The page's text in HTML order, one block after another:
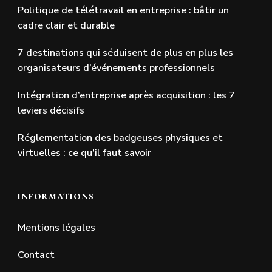
Politique de télétravail en entreprise : bâtir un
cadre clair et durable
7 destinations qui séduisent de plus en plus les
organisateurs d’événements professionnels
Intégration d’entreprise après acquisition : les 7
leviers décisifs
Réglementation des badgeuses physiques et
virtuelles : ce qu’il faut savoir
INFORMATIONS
Mentions légales
Contact